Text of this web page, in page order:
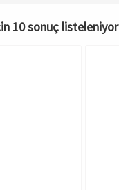
10 sonuç listeleniyor